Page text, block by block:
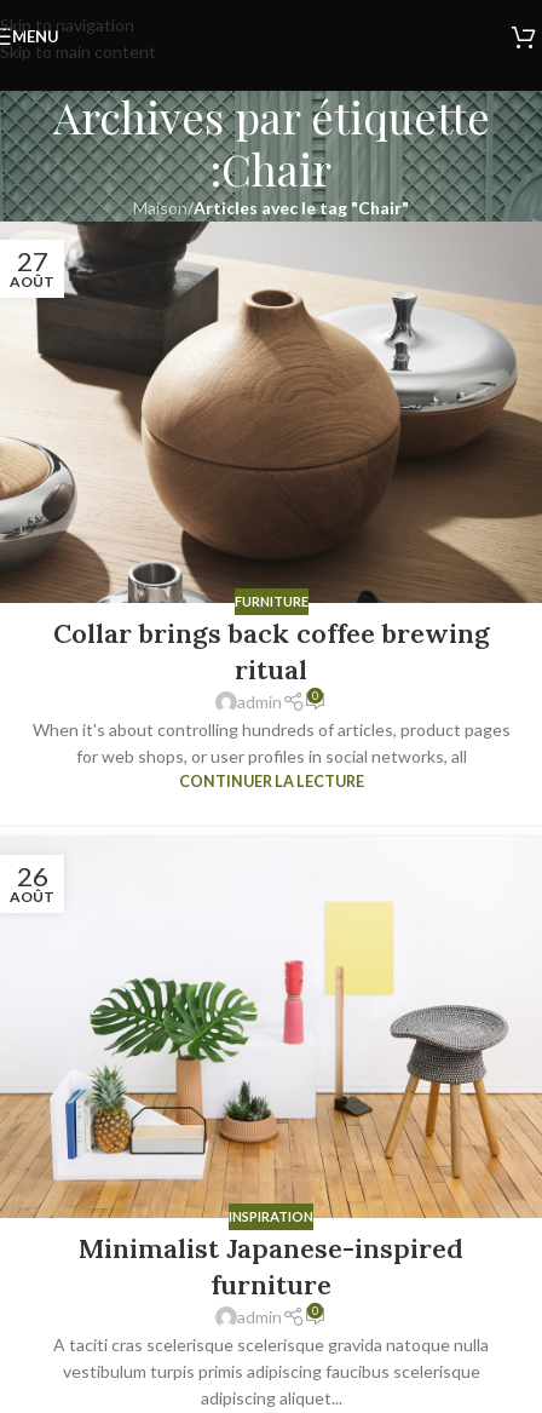
Skip to navigation
Skip to main content
MENU
Archives par étiquette
:Chair
Maison/Articles avec le tag "Chair"
27
AOÛT
FURNITURE
Collar brings back coffee brewing
ritual
admin 0
When it's about controlling hundreds of articles, product pages
for web shops, or user profiles in social networks, all
CONTINUER LA LECTURE
26
AOÛT
INSPIRATION
Minimalist Japanese-inspired
furniture
admin 0
A taciti cras scelerisque scelerisque gravida natoque nulla
vestibulum turpis primis adipiscing faucibus scelerisque
adipiscing aliquet...